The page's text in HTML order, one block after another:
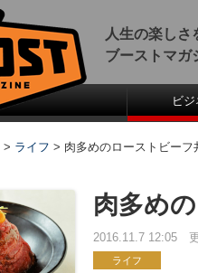
人生の楽しさ
ブーストマガ
ビ
> ライフ > 肉多めのローストビーフ
肉多め
2016.11.7 12:05
ライフ